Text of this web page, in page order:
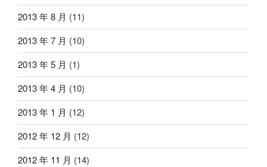
2013 年 8 月 (11)
2013 年 7 月 (10)
2013 年 5 月 (1)
2013 年 4 月 (10)
2013 年 1 月 (12)
2012 年 12 月 (12)
2012 年 11 月 (14)